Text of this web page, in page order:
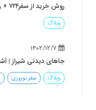
روش خرید از سفر۷۲۴ + راهنمای خرید بلیط
وبلاگ
جاهای دیدنی شیراز | آشنایی با ۱۹ مکان
وبلاگ سفر نوروزی